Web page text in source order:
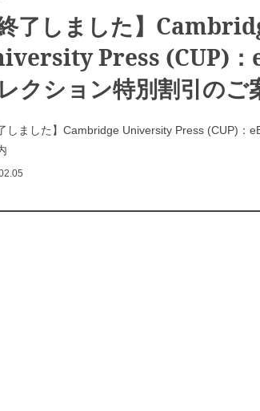
終了しました】
Press (CUP)：
クション特別割引のご
しました】Cambridge University Press (CUP)：